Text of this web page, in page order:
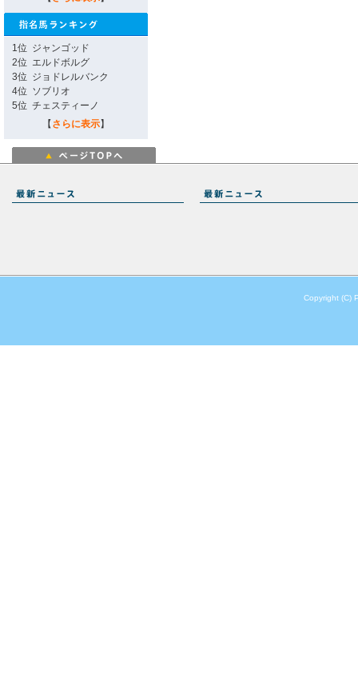
1位 ジャンゴッド
2位 エルドボルグ
3位 ジョドレルバンク
4位 ソブリオ
5位 チェスティーノ
【 さらに表示】
Copyright (C)